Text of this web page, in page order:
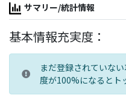
サマリー/統計情報
基本情報充実度：
まだ登録されていな
度が100%になるとト